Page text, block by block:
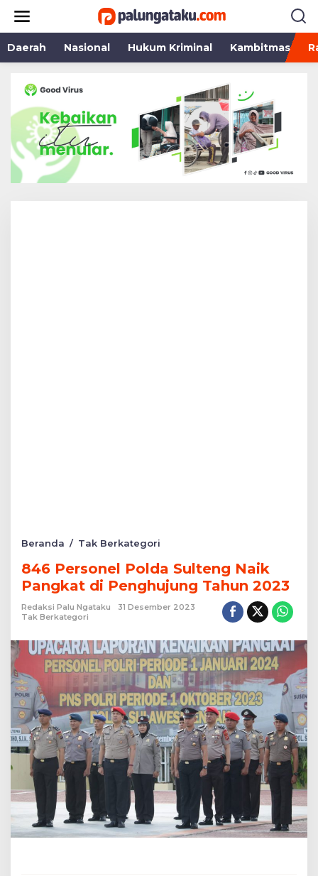
konten
Daerah
Nasional Hukum Kriminal Kambitmas
Beranda / Tak Berkategori
Polda
Sulteng
Naik
Pangkat
Tahun
2023
846 Personel Polda Sulteng Naik
Pangkat di Penghujung Tahun 2023
Redaksi Palu Ngataku
31 Desember 2023
Tak Berkategori